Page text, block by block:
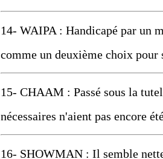
14- WAIPA : Handicapé par un
comme un deuxième choix
15- CHAAM : Passé sous la
nécessaires n'aient pas encore
16- SHOWMAN : Il semble